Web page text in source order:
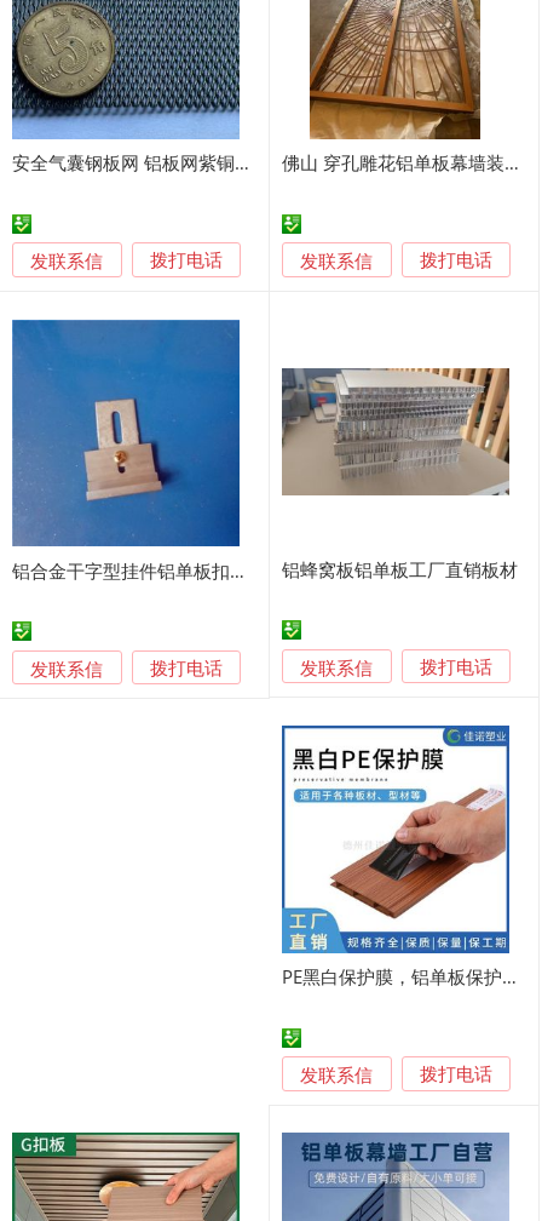
安全气囊钢板网 铝板网紫铜网幕墙网铝单板
发联系信 拨打电话
佛山 穿孔雕花铝单板幕墙装饰板 厂家定制
发联系信 拨打电话
铝合金干字型挂件铝单板扣件厂家
发联系信 拨打电话
铝蜂窝板铝单板工厂直销板材
发联系信 拨打电话
PE黑白保护膜，铝单板保护膜 塑钢型材保护膜
发联系信 拨打电话